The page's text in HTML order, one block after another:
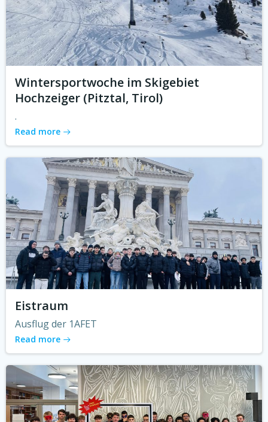
Wintersportwoche im Skigebiet
Hochzeiger (Pitztal, Tirol)
.
Read more
Eistraum
Ausflug der 1AFET
Read more